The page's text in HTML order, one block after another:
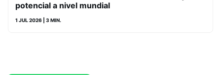
potencial a nivel mundial
1 JUL 2026 | 3 MIN.